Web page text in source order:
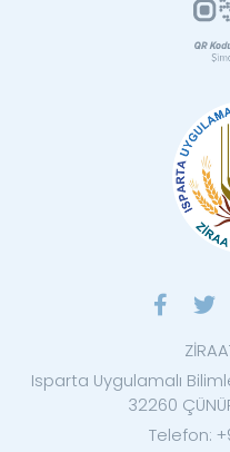
Isparta Uygulamalı
32260
Telefon: